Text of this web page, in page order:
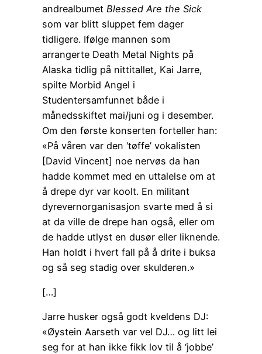
andrealbumet Blessed Are the Sick
som var blitt sluppet fem dager
tidligere. Ifølge mannen som
arrangerte Death Metal Nights på
Alaska tidlig på nittitallet, Kai Jarre,
spilte Morbid Angel i
Studentersamfunnet både i
månedsskiftet mai/juni og i desember.
Om den første konserten forteller han:
«På våren var den ‘tøffe’ vokalisten
[David Vincent] noe nervøs da han
hadde kommet med en uttalelse om at
å drepe dyr var koolt. En militant
dyrevernorganisasjon svarte med å si
at da ville de drepe han også, eller om
de hadde utlyst en dusør eller liknende.
Han holdt i hvert fall på å drite i buksa
og så seg stadig over skulderen.»
[…]
Jarre husker også godt kveldens DJ:
«Øystein Aarseth var vel DJ… og litt lei
seg for at han ikke fikk lov til å ‘jobbe’